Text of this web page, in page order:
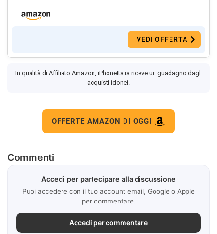
VEDI OFFERTA
In qualità di Affiliato Amazon, iPhoneItalia riceve un guadagno dagli
acquisti idonei.
OFFERTE AMAZON DI OGGI
Commenti
Accedi per partecipare alla discussione
Puoi accedere con il tuo account email, Google o Apple
per commentare.
Accedi per commentare